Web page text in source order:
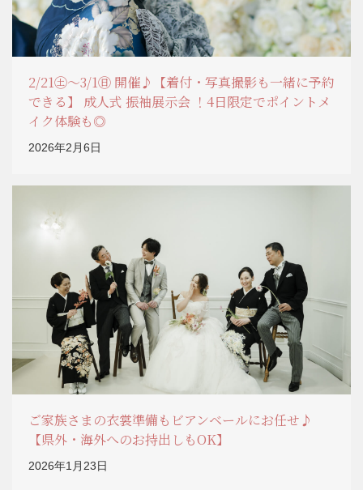
2/21㊏～3/1㊐ 開催♪【着付・写真撮影も一緒に予約
できる】 成人式 振袖展示会 ！4日限定でポイントメ
イク体験も◎
2026年2月6日
ご家族さまの衣裳準備もビアンベールにお任せ♪
【県外・海外へのお持出しもOK】
2026年1月23日